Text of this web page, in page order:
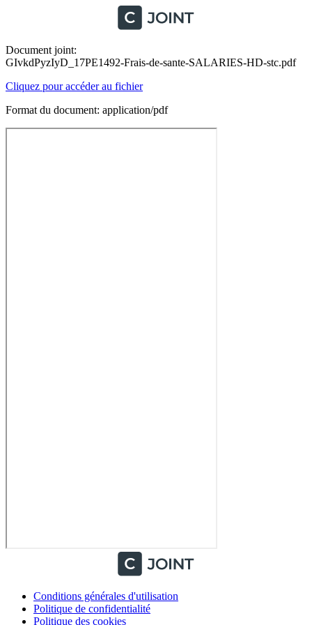
Document joint:
GIvkdPyzIyD_17PE1492-Frais-de-sante-SALARIES-HD-stc.pdf
Cliquez pour accéder au fichier
Format du document: application/pdf
Conditions générales d'utilisation
Politique de confidentialité
Politique des cookies